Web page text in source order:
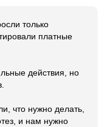
только
платные
действия, но
что нужно делать,
и нам нужно